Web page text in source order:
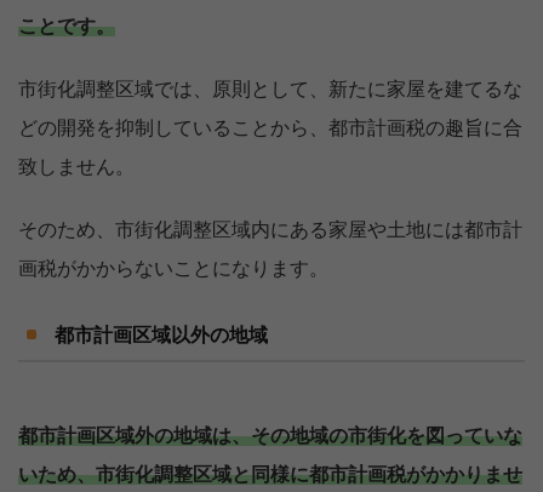
ことです。
市街化調整区域では、原則として、新たに家屋を建てるな
どの開発を抑制していることから、都市計画税の趣旨に合
致しません。
そのため、市街化調整区域内にある家屋や土地には都市計
画税がかからないことになります。
都市計画区域以外の地域
都市計画区域外の地域は、その地域の市街化を図っていな
いため、市街化調整区域と同様に都市計画税がかかりませ